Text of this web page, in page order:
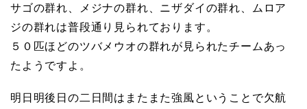
サゴの群れ、メジナの群れ、ニザダイの群れ、ムロア
ジの群れは普段通り見られております。
５０匹ほどのツバメウオの群れが見られたチームあっ
たようですよ。
明日明後日の二日間はまたまた強風ということで欠航